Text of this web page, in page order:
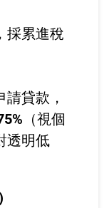
採累進稅
貸款，
（視個
透明低